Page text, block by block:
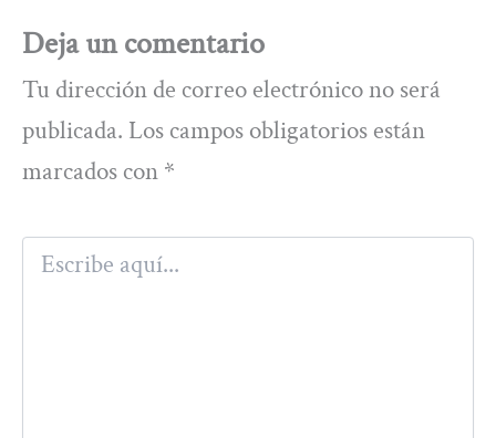
Deja un comentario
Tu dirección de correo electrónico no será
publicada. Los campos obligatorios están
marcados con *
Escribe
aquí...